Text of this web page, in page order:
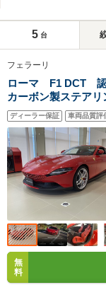
5 台
フェラーリ
ローマ F1 DCT 認
カーボン製ステア
ィブスポイラー 20
ール カーボンファ
チ
ディーラー保証 車両品質評
無
料